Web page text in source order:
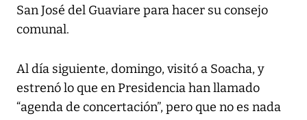
San José del Guaviare para hacer su consejo
comunal.
Al día siguiente, domingo, visitó a Soacha, y
estrenó lo que en Presidencia han llamado
“agenda de concertación”, pero que no es nada